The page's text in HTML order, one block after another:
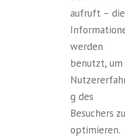
aufruft –
werden
benutzt, um
g des
Besuchers zu
optimieren.